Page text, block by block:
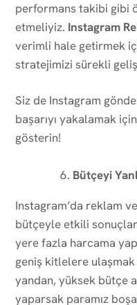
performans takibi gibi
etmeliyiz. Instagram
verimli hale getirmek
stratejimizi sürekli
Siz de Instagram
başarıyı yakalamak
gösterin!
Bütçeyi
Instagram’da reklam
bütçeyle etkili
yere fazla harcama
geniş kitlelere
yandan, yüksek bütçe
yaparsak paramız